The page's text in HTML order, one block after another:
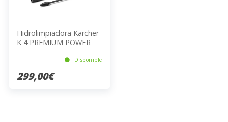
Hidrolimpiadora Karcher
K 4 PREMIUM POWER
Disponible
299,00€